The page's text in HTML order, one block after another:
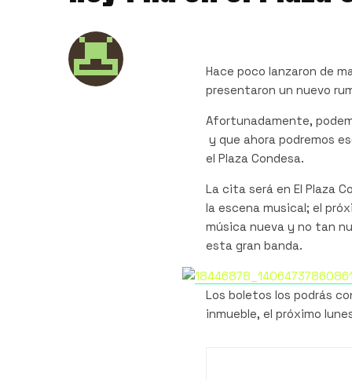
Hace poco lanzaron de
presentaron un nuevo
Afortunadamente,
y que ahora podremos
el Plaza Condesa.
La cita será en El Plaza
la escena musical; el
música nueva y no tan
esta gran banda.
Los boletos los podrás
inmueble, el próximo